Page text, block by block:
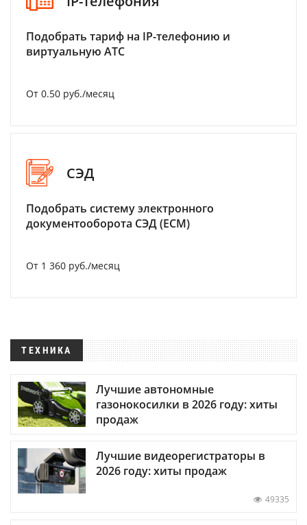
Подобрать тариф на IP-телефонию и
виртуальную АТС
От 0.50 руб./месяц
СЭД
Подобрать систему электронного
документооборота СЭД (ECM)
От 1 360 руб./месяц
ТЕХНИКА
Лучшие автономные
газонокосилки в 2026 году: хиты
продаж
Лучшие видеорегистраторы в
2026 году: хиты продаж
49335